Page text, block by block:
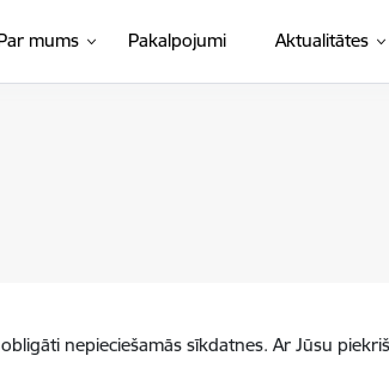
mums Pakalpojumi Aktualitātes
nepieciešamās sīkdatnes. Ar Jūsu